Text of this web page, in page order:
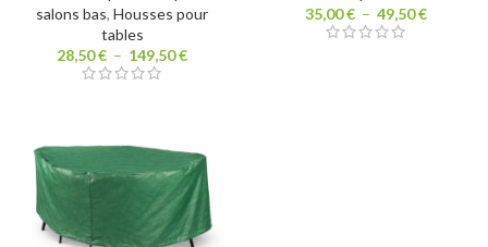
salons bas, Housses pour
tables
28,50€ – 149,50€
35,00€ – 49,50€